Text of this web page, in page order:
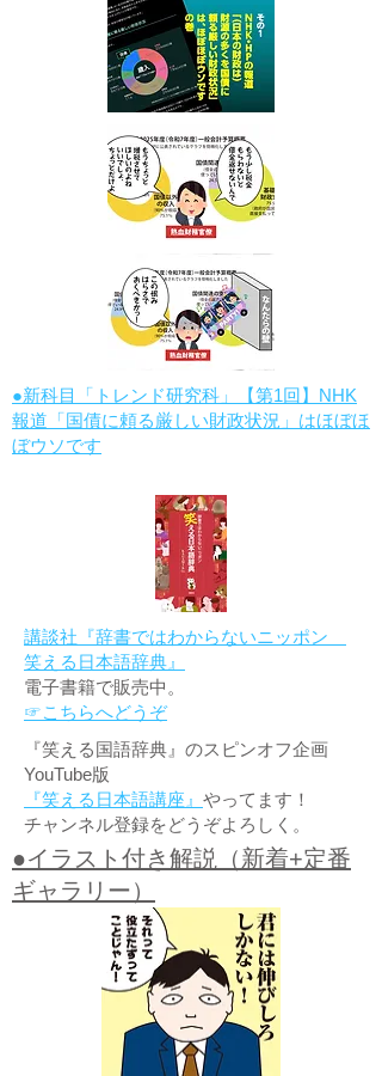
●新科目「トレンド研究科」【第1回】NHK
報道「国債に頼る厳しい財政状況」はほぼほ
ぼウソです
講談社『辞書ではわからないニッポン
笑える日本語辞典』
電子書籍で販売中。
☞こちらへどうぞ
『笑える国語辞典』のスピンオフ企画
YouTube版
『笑える日本語講座』 やってます！
チャンネル登録をどうぞよろしく。
●イラスト付き解説（新着+定番
ギャラリー）